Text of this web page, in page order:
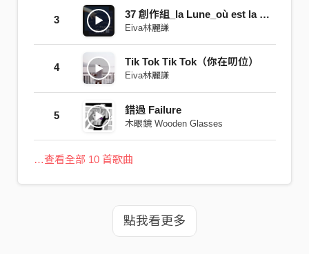
3 37 創作組_la Lune_où est la Lune
Eiva林麗謙
4 Tik Tok Tik Tok（你在叨位）
Eiva林麗謙
5 錯過 Failure
木眼鏡 Wooden Glasses
…查看全部 10 首歌曲
點我看更多